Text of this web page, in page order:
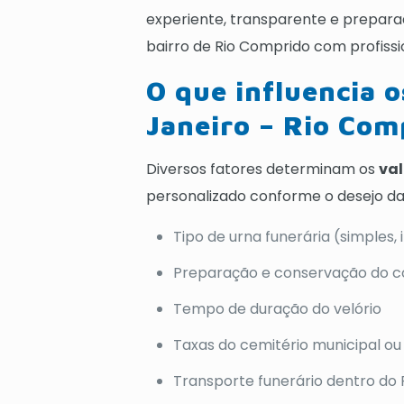
experiente, transparente e
bairro de Rio Comprido com
O que influencia
Janeiro – Rio
Diversos fatores determinam os
personalizado conforme o desejo
Tipo de urna funerária
Preparação e conservação do
Tempo de duração do velório
Taxas do cemitério municipal
Transporte funerário dentro do